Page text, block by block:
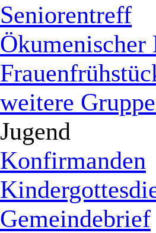
Seniorentreff
weitere
Jugend
Konfirmanden
Gemeindebrief